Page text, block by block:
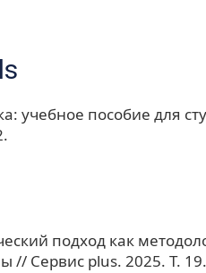
учебное пособие для
подход как
// Сервис plus. 2025. Т.